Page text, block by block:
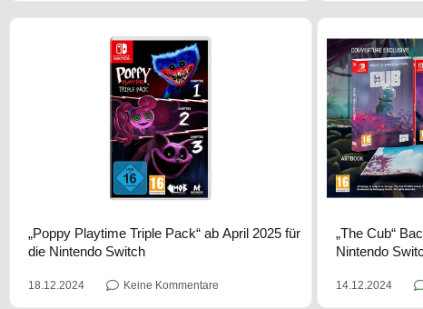
„Poppy Playtime Triple Pack“ ab April 2025 für
die Nintendo Switch
18.12.2024 Keine Kommentare
„The Cub“
Nintendo
14.12.2024